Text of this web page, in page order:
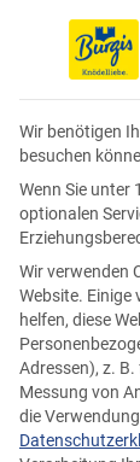
Wir benötigen
besuchen
Wenn Sie unter
optionalen
Wir verwenden
Website. Einige
helfen, diese
Adressen), z.
Messung von
die